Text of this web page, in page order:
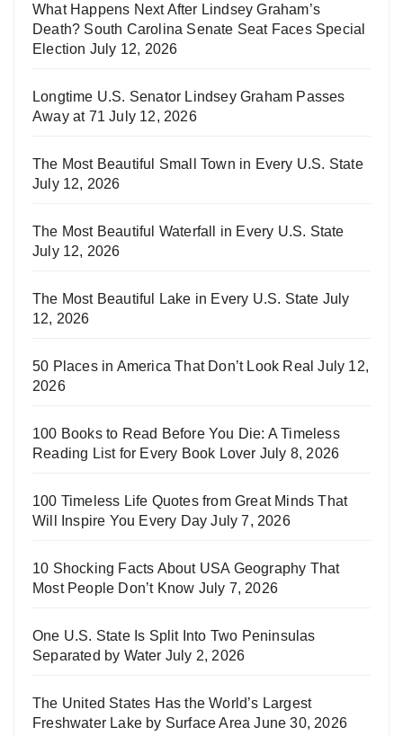
What Happens Next After Lindsey Graham’s
Death? South Carolina Senate Seat Faces Special
Election July 12, 2026
Longtime U.S. Senator Lindsey Graham Passes
Away at 71 July 12, 2026
The Most Beautiful Small Town in Every U.S. State
July 12, 2026
The Most Beautiful Waterfall in Every U.S. State
July 12, 2026
The Most Beautiful Lake in Every U.S. State July
12, 2026
50 Places in America That Don’t Look Real July 12,
2026
100 Books to Read Before You Die: A Timeless
Reading List for Every Book Lover July 8, 2026
100 Timeless Life Quotes from Great Minds That
Will Inspire You Every Day July 7, 2026
10 Shocking Facts About USA Geography That
Most People Don’t Know July 7, 2026
One U.S. State Is Split Into Two Peninsulas
Separated by Water July 2, 2026
The United States Has the World’s Largest
Freshwater Lake by Surface Area June 30, 2026